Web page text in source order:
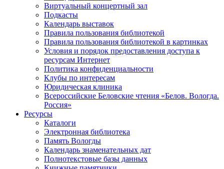
Виртуальный концертный зал
Подкасты
Календарь выставок
Правила пользования библиотекой
Правила пользования библиотекой в картинках
Условия и порядок предоставления доступа к
ресурсам Интернет
Политика конфиденциальности
Клубы по интересам
Юридическая клиника
Всероссийские Беловские чтения «Белов. Вологда.
Россия»
Ресурсы
Каталоги
Электронная библиотека
Память Вологды
Календарь знаменательных дат
Полнотекстовые базы данных